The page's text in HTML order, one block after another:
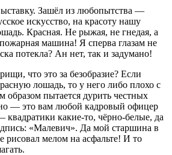
Зашёл из любопытства —
искусство, на красоту нашу
Красная. Не рыжая, не гнедая, а
машина! Я сперва глазам не
потекла? Ан нет, так и задумано!
что это за безобразие? Если
лошадь, то у него либо плохо с
образом пытается дурить честных
— это вам любой кадровый офицер
какие‑то, чёрно‑белые, да
«Малевич». Да мой старшина в
рисовал мелом на асфальте! И то